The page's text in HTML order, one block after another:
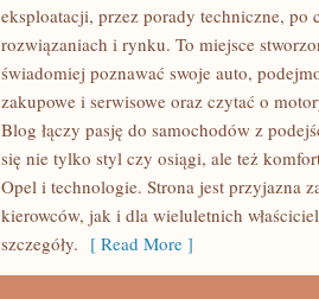
eksploatacji, przez porady techniczne, po
rozwiązaniach i rynku. To miejsce
świadomiej poznawać swoje auto,
zakupowe i serwisowe oraz czytać o
Blog łączy pasję do samochodów z
się nie tylko styl czy osiągi, ale też
Opel i technologie. Strona jest przyjazna
kierowców, jak i dla wieluletnich
szczegóły. [ Read More ]